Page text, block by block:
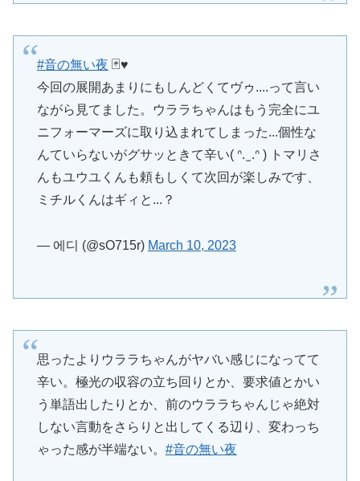
#音の無い夜
今回の展開あまりにもしんどくてヴゥ....って言い
ながら見てました。ウララちゃんはもう完全にユ
ニフォーマーズに取り込まれてしまった...個性な
んていらないがグサッときて辛い( ᐢ. ̫ .ᐢ ) トマリさ
んもユウユくんも頼もしくて次回が楽しみです、
ミチルくんはギィと...？
思ったよりウララちゃんがヤバい感じになってて
辛い。極光の収容の立ち回りとか、要求値とかい
う単語出したりとか、前のウララちゃんじゃ絶対
しない言動をさらりと出してくる辺り、変わっち
ゃった感が半端ない。 #音の無い夜